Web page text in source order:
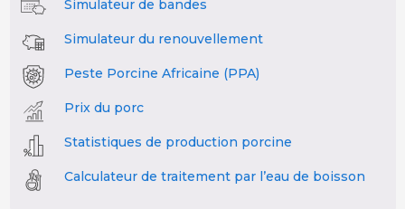
Simulateur de bandes
Simulateur du renouvellement
Peste Porcine Africaine (PPA)
Prix du porc
Statistiques de production porcine
Calculateur de traitement par l’eau de boisson